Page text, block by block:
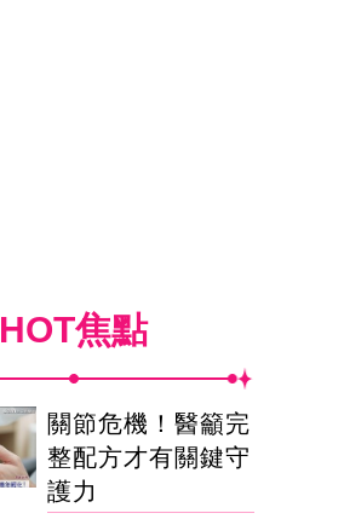
HOT焦點
關節危機！醫籲完
整配方才有關鍵守
護力